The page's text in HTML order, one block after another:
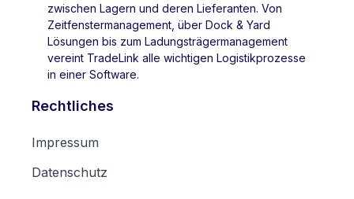
zwischen Lagern und deren Lieferanten. Von
Zeitfenstermanagement, über Dock & Yard
Lösungen bis zum Ladungsträgermanagement
vereint TradeLink alle wichtigen Logistikprozesse
in einer Software.
Rechtliches
Impressum
Datenschutz